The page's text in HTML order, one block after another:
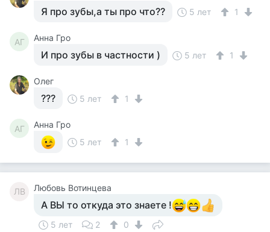
Я про зубы,а ты про что?? 5 лет 1
АГ Анна Гро
И про зубы в частности ) 5 лет 1
Олег
??? 5 лет 1
АГ
Анна Гро
5 лет
1
ЛВ Любовь Вотинцева
А ВЫ то откуда это знаете !
5 лет 2 0